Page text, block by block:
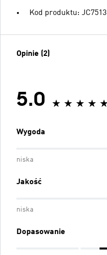
Kod produktu: JC7513
Opinie (2)
5.0
Wygoda
niska
Jakość
niska
Dopasowanie